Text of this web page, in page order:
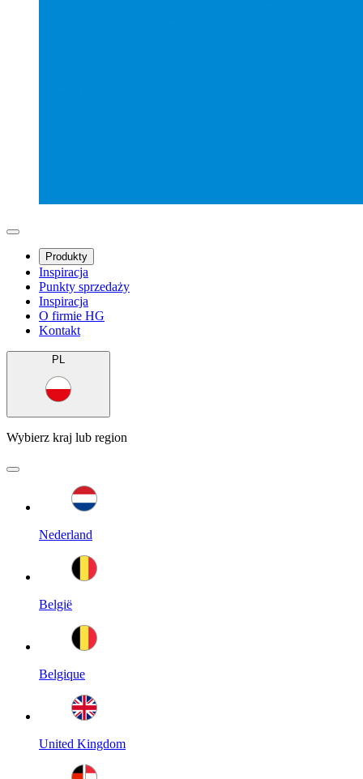
Produkty
Inspiracja
Punkty sprzedaży
Inspiracja
O firmie HG
Kontakt
PL
Wybierz kraj lub region
Nederland
België
Belgique
United Kingdom